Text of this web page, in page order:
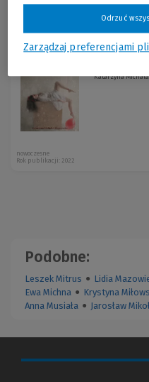
Katarzyna
nowoczesne
Rok publikacji: 2022
Podobne:
Leszek Mitrus ● Lidia
Ewa Michna ● Krystyna
Anna Musiała ● Jarosław
Zarządzaj preferencjami
Odrzuć